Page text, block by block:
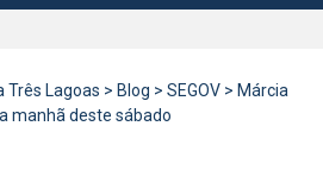
Três Lagoas > Blog > SEGOV > Márcia
manhã deste sábado